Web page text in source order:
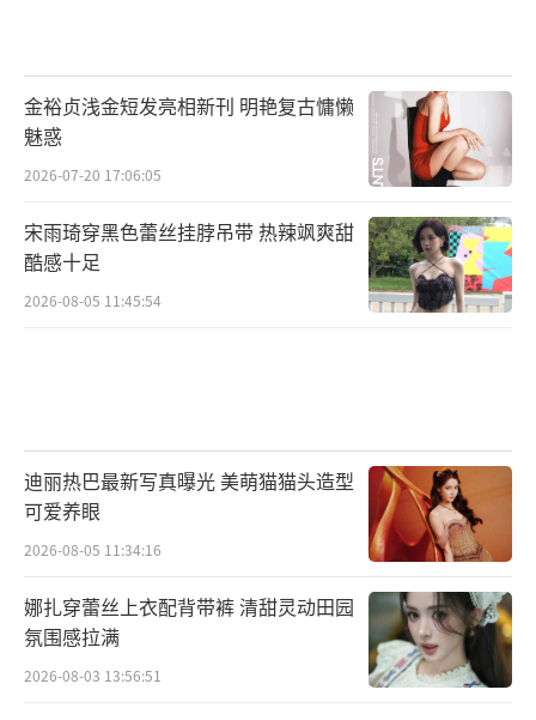
金裕贞浅金短发亮相新刊 明艳复古慵懒
魅惑
2026-07-20 17:06:05
宋雨琦穿黑色蕾丝挂脖吊带 热辣飒爽甜
酷感十足
2026-08-05 11:45:54
迪丽热巴最新写真曝光 美萌猫猫头造型
可爱养眼
2026-08-05 11:34:16
娜扎穿蕾丝上衣配背带裤 清甜灵动田园
氛围感拉满
2026-08-03 13:56:51